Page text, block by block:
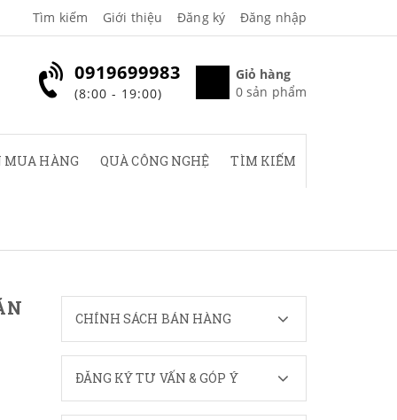
Tìm kiếm Giới thiệu Đăng ký Đăng nhập
Giỏ hàng
0 sản phẩm
0919699983
(8:00 - 19:00)
MUA HÀNG QUÀ CÔNG NGHỆ TÌM KIẾM
CHÍNH SÁCH BÁN HÀNG
ĐĂNG KÝ TƯ VẤN & GÓP Ý